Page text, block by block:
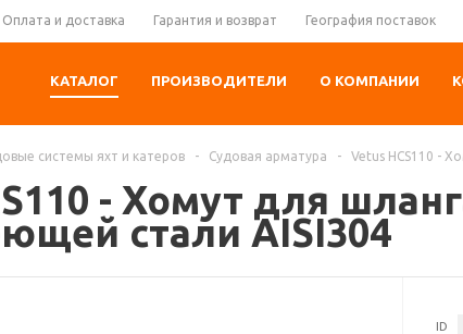
Оплата и доставка Гарантия и возврат География поставок
КАТАЛОГ ПРОИЗВОДИТЕЛИ О КОМПАНИИ
системы яхт и катеров - Судовая арматура - Vetus HCS110 -
- Хомут для
стали AISI304
ID